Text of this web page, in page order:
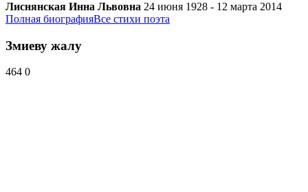
Лиснянская Инна Львовна 24 июня 1928 - 12 марта 2014
Полная биографияВсе стихи поэта
Змиеву жалу
464 0